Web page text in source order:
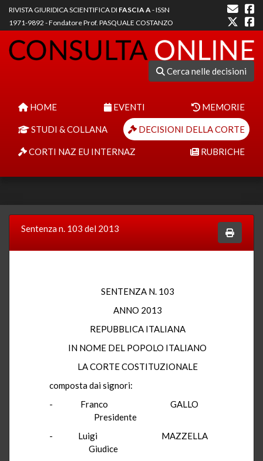
RIVISTA GIURIDICA SCIENTIFICA DI FASCIA A- ISSN
1971-9892 - Fondatore Prof. PASQUALE COSTANZO
Cerca nelle decisioni
HOME EVENTI MEMORIE
STUDI & COLLANA DECISIONI DELLA CORTE
CORTI NAZ EU INTERNAZ RUBRICHE
Sentenza n. 103 del 2013
SENTENZA N. 103
ANNO 2013
REPUBBLICA ITALIANA
IN NOME DEL POPOLO ITALIANO
LA CORTE COSTITUZIONALE
composta dai signori:
- Franco GALLO
Presidente
- Luigi MAZZELLA
Giudice